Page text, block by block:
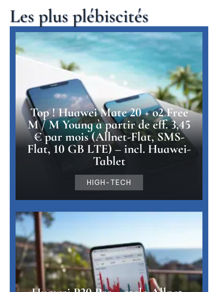
Les plus plébiscités
Top ! Huawei Mate 20 + o2 Free
M / M Young à partir de eff. 3,45
€ par mois (Allnet-Flat, SMS-
Flat, 10 GB LTE) – incl. Huawei-
Tablet
HIGH-TECH